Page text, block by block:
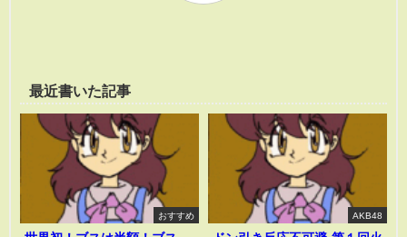
最近書いた記事
おすすめ AKB48